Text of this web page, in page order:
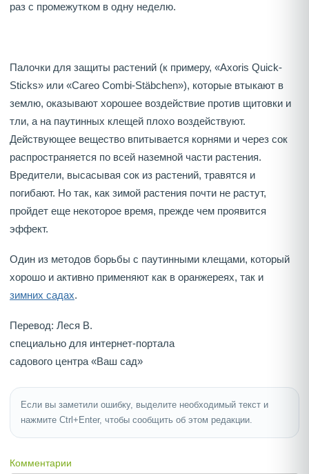
раз с промежутком в одну неделю.
Палочки для защиты растений (к примеру, «Axoris Quick-
Sticks» или «Careo Combi-Stäbchen»), которые втыкают в
землю, оказывают хорошее воздействие против щитовки и
тли, а на паутинных клещей плохо воздействуют.
Действующее вещество впитывается корнями и через сок
распространяется по всей наземной части растения.
Вредители, высасывая сок из растений, травятся и
погибают. Но так, как зимой растения почти не растут,
пройдет еще некоторое время, прежде чем проявится
эффект.
Один из методов борьбы с паутинными клещами, который
хорошо и активно применяют как в оранжереях, так и
зимних садах.
Перевод: Леся В.
специально для интернет-портала
садового центра «Ваш сад»
Если вы заметили ошибку, выделите необходимый текст и
нажмите Ctrl+Enter, чтобы сообщить об этом редакции.
Комментарии